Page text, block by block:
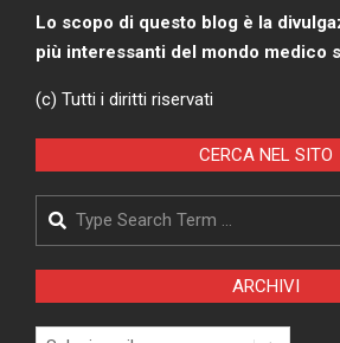
Lo scopo di questo blog è la
più interessanti del mondo medico
(c) Tutti i diritti riservati
CERCA NEL SITO
Search
ARCHIVI
Archivi